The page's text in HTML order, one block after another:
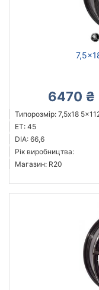
6470 ₴
Типорозмір: 7,5x18
ET: 45
DIA: 66,6
Рік виробництва:
Магазин: R20